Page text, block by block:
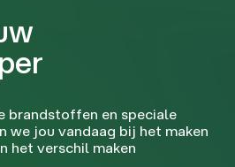
brandstoffen en speciale
we jou vandaag bij het maken
het verschil maken